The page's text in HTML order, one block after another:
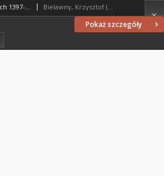
Pokaż szczegóły
Dzieje parafii Nawiady w latach 1397-2000 Bielawny, Krzysztof (1967- )